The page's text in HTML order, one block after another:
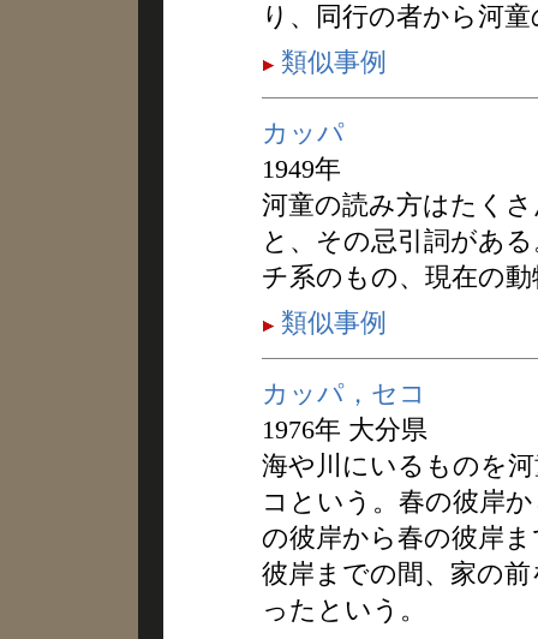
り、同行の者から河
類似事例
カッパ
1949年
河童の読み方はたく
と、その忌引詞があ
チ系のもの、現在の
類似事例
カッパ，セコ
1976年 大分県
海や川にいるものを
コという。春の彼岸
の彼岸から春の彼岸
彼岸までの間、家の
ったという。